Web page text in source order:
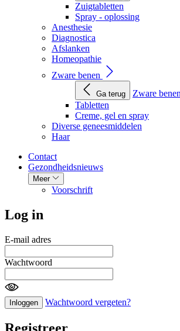
Zuigtabletten
Spray - oplossing
Anesthesie
Diagnostica
Afslanken
Homeopathie
Zware benen
Ga terug
Zware benen
Tabletten
Creme, gel en spray
Diverse geneesmiddelen
Haar
Contact
Gezondheidsnieuws
Meer
Voorschrift
Log in
E-mail adres
Wachtwoord
Inloggen Wachtwoord vergeten?
Registreer